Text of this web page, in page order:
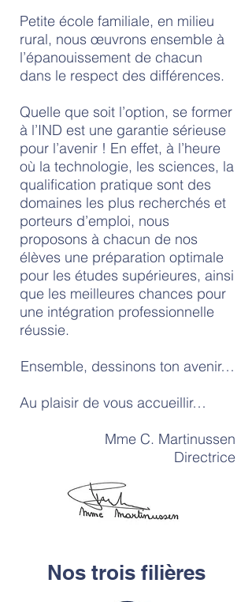
Petite école familiale, en milieu
rural, nous œuvrons ensemble à
l’épanouissement de chacun
dans le respect des différences.
Quelle que soit l’option, se former
à l’IND est une garantie sérieuse
pour l’avenir ! En effet, à l’heure
où la technologie, les sciences, la
qualification pratique sont des
domaines les plus recherchés et
porteurs d’emploi, nous
proposons à chacun de nos
élèves une préparation optimale
pour les études supérieures, ainsi
que les meilleures chances pour
une intégration professionnelle
réussie.
Ensemble, dessinons ton avenir…
Au plaisir de vous accueillir…
Mme C. Martinussen
Directrice
Nos trois filières